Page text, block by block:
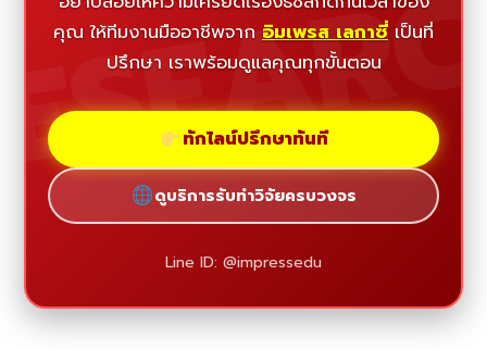
คุณ ให้ทีมงานมืออาชีพจาก อิมเพรส เลกาซี่ เป็นที่
ปรึกษา เราพร้อมดูแลคุณทุกขั้นตอน
ทักไลน์ปรึกษาทันที
ดูบริการรับทำวิจัยครบวงจร
Line ID: @impressedu